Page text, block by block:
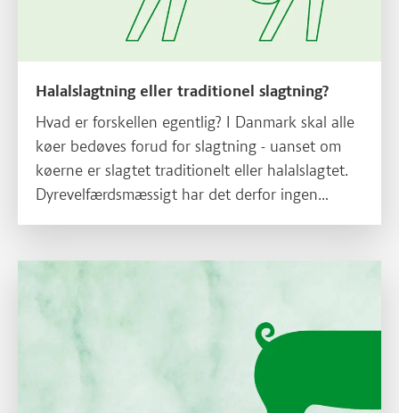
Halalslagtning eller traditionel slagtning?
Hvad er forskellen egentlig? I Danmark skal alle
køer bedøves forud for slagtning - uanset om
køerne er slagtet traditionelt eller halalslagtet.
Dyrevelfærdsmæssigt har det derfor ingen
slagtes på og i, at der ved halalslagtning bliver